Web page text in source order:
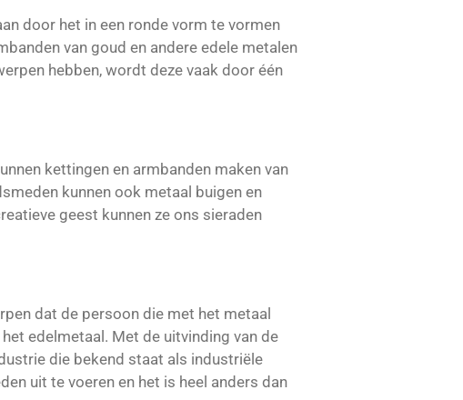
door het in een ronde vorm te vormen
van goud en andere edele metalen
hebben, wordt deze vaak door één
kettingen en armbanden maken van
kunnen ook metaal buigen en
geest kunnen ze ons sieraden
dat de persoon die met het metaal
edelmetaal. Met de uitvinding van de
die bekend staat als industriële
uit te voeren en het is heel anders dan